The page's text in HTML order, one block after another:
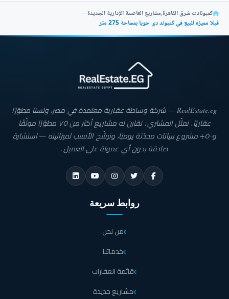
كمبونادت شرق القاهرة,مشاريع العاصمة الإدارية الجديدة—
فيلا مميزه للبيع في كمبوند دى جويا بمساحة 275 متر
RealEstate.eg — شركة وساطة عقارية معتمدة في مصر، ولسنا مطوّرًا
عقاريًا. نمثّل المشتري: نقارن له مشاريع أكثر من ٧٥ مطوّرًا موثّقًا
و٥٠٠+ مشروع ببيانات محدّثة يوميًا، ونرشّح الأنسب لميزانيته — استشارة
صادقة بدون أي عمولة على العميل.
روابط سريعة
من نحن
خدماتنا
قائمة العقارات
مشاريع جديدة